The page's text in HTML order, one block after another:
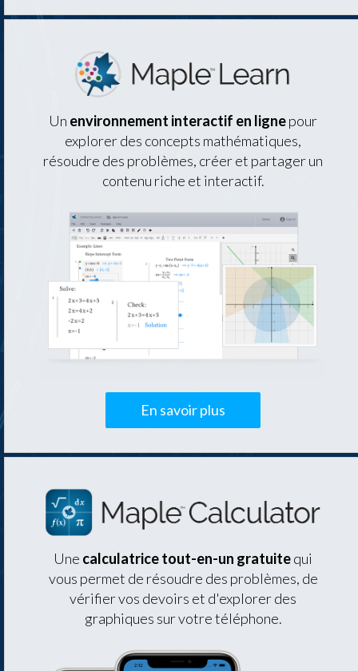
Un environnement interactif en lignepour
explorer des concepts mathématiques,
résoudre des problèmes, créer et partager un
contenu riche et interactif.
En savoir plus
Une calculatrice tout-en-un gratuitequi
vous permet de résoudre des problèmes, de
vérifier vos devoirs et d'explorer des
graphiques sur votre téléphone.